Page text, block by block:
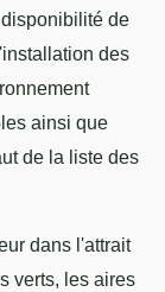
de
des
ainsi que
de la liste des
dans l'attrait
verts, les aires